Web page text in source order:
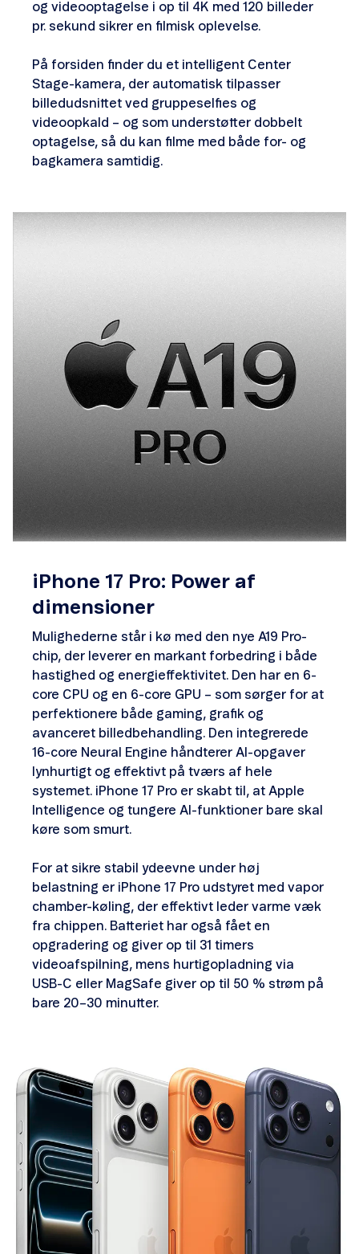
og videooptagelse i op til 4K med 120 billeder
pr. sekund sikrer en filmisk oplevelse.
På forsiden finder du et intelligent Center
Stage-kamera, der automatisk tilpasser
billedudsnittet ved gruppeselfies og
videoopkald – og som understøtter dobbelt
optagelse, så du kan filme med både for- og
bagkamera samtidig.
iPhone 17 Pro: Power af
dimensioner
Mulighederne står i kø med den nye A19 Pro-
chip, der leverer en markant forbedring i både
hastighed og energieffektivitet. Den har en 6-
core CPU og en 6-core GPU – som sørger for at
perfektionere både gaming, grafik og
avanceret billedbehandling. Den integrerede
16-core Neural Engine håndterer AI-opgaver
lynhurtigt og effektivt på tværs af hele
systemet. iPhone 17 Pro er skabt til, at Apple
Intelligence og tungere AI-funktioner bare skal
køre som smurt.
For at sikre stabil ydeevne under høj
belastning er iPhone 17 Pro udstyret med vapor
chamber-køling, der effektivt leder varme væk
fra chippen. Batteriet har også fået en
opgradering og giver op til 31 timers
videoafspilning, mens hurtigopladning via
USB-C eller MagSafe giver op til 50 % strøm på
bare 20–30 minutter.